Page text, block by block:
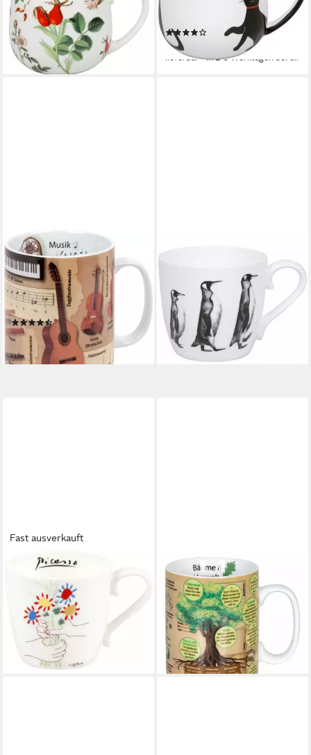
tlg., 3-tlg.
22,90 €
lieferbar - in 2-3 Werktagen bei dir
Kaffeetasse Sammel-Becher
15,90 €
lieferbar - in 2-3 Werktagen bei dir
KÖNITZ
Becher, Porzellan, Könitz
Kaffeebecher Wissensbecher
Geisteswissenschaften
Kaffeepot
(3)
14,95 €
lieferbar - in 2-3 Werktagen bei dir
Becher Amazing Animals -
Pinguin, Fine Bone China
19,79 €
lieferbar - in 2-3 Werktagen bei dir
Fast ausverkauft
KÖNITZ
Tasse Becher Picasso - Le
Bouquet de l'Amitié Porzellan
450 ml, 1-tlg., Bone China,
Leichte Tasse
23,46 €
lieferbar - in 2-3 Werktagen bei dir
KÖNITZ
Becher Wissensbecher
Baume 360 ml, Porzellan
17,60 €
lieferbar - in 2-3 Werktagen bei dir